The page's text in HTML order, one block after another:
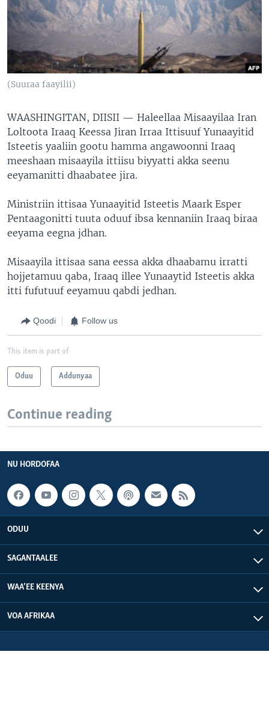
(Suuraa faayilii)
WAASHINGITAN, DIISII — Haleellaa Misaayilaa Iran
Loltoota Iraaq Keessa Jiran Irraa Ittisuuf Yunaayitid
Isteetis yaaliin gootu hamma angawoonni Iraaq
meeshaan misaayila ittiisu biyyatti akka seenu
eeyamanitti dhaabatee jira.
Ministriin ittisaa Yunaayitid Isteetis Maark Esper
Pentaagonitti tuuta oduuf ibsa kennaniin Iraaq biraa
eeyama eegna jdhan.
Misaayila ittisaa sana eessa akka dhaabamu irratti
hojjetamuu qaba, Iraaq illee Yunaaytid Isteetis akka
itti fufutuuf eeyamuu qabdi jedhan.
Qoodi Follow us
This item is part of
Oduu Addunyaa
Continue reading
NU HORDOFAA
ODUU
SAGANTAALEE
WAA’EE KEENYA
VOA AFRIKAA